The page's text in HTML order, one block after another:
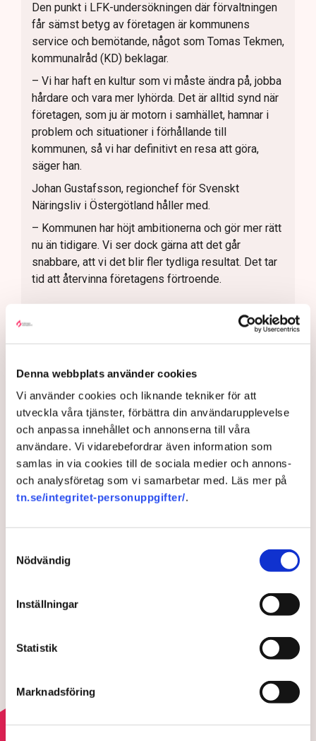
Denna webbplats använder cookies
Vi använder cookies och liknande tekniker för att
utveckla våra tjänster, förbättra din användarupplevelse
och anpassa innehållet och annonserna till våra
användare. Vi vidarebefordrar även information som
samlas in via cookies till de sociala medier och annons-
och analysföretag som vi samarbetar med. Läs mer på
tn.se/integritet-personuppgifter/.
Nödvändig
Inställningar
Statistik
Marknadsföring
Den punkt i LFK-undersökningen där förvaltningen
får sämst betyg av företagen är kommunens
service och bemötande, något som Tomas Tekmen,
kommunalråd (KD) beklagar.
– Vi har haft en kultur som vi måste ändra på, jobba
hårdare och vara mer lyhörda. Det är alltid synd när
företagen, som ju är motorn i samhället, hamnar i
problem och situationer i förhållande till
kommunen, så vi har definitivt en resa att göra,
säger han.
Johan Gustafsson, regionchef för Svenskt
Näringsliv i Östergötland håller med.
– Kommunen har höjt ambitionerna och gör mer rätt
nu än tidigare. Vi ser dock gärna att det går
snabbare, att vi det blir fler tydliga resultat. Det tar
tid att återvinna företagens förtroende.
Svenskt Näringsliv
TN original
Kristdemokraterna
Anders Carlsson
redaktionen@tn.se
Uppdaterad: 6 aug 2026, 10:29
LÄS ÄVEN
kassera fullt fungerande
följsamhet och feghet präglar